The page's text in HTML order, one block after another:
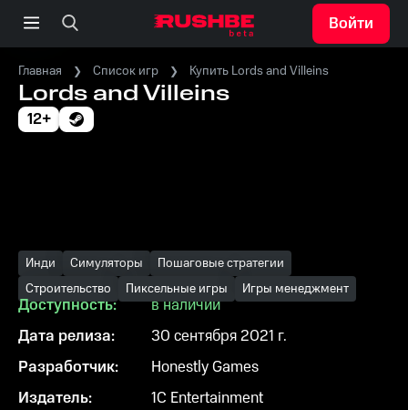
Войти
Главная Список игр Купить Lords and Villeins
Lords and Villeins
12+
Инди Симуляторы
Пошаговые стратегии
Строительство
Пиксельные игры Игры менеджмент
Доступность:
в наличии
Дата релиза:
30 сентября 2021 г.
Разработчик:
Honestly Games
Издатель:
1C Entertainment